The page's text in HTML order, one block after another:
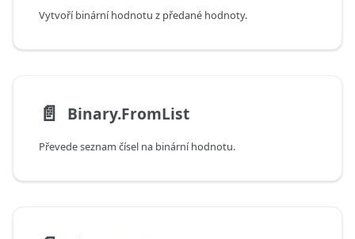
Vytvoří binární hodnotu z předané hodnoty.
📄️ Binary.FromList
Převede seznam čísel na binární hodnotu.